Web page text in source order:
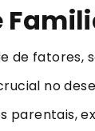
fatores,
no